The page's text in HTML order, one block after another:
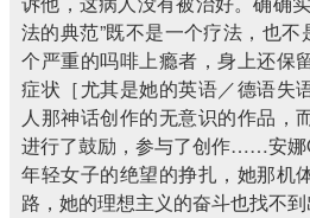
法的典范”既不是一个疗法，也
个严重的吗啡上瘾者，身上还保
症状［尤其是她的英语／德语
人那神话创作的无意识的作品，
进行了鼓励，参与了创作……安娜
年轻女子的绝望的挣扎，她那机
路，她的理想主义的奋斗也找不